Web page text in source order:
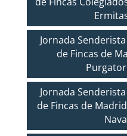
Jornada
de Fincas de
Jornada
de Fincas de